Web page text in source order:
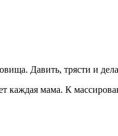
Давить, трясти и
каждая мама. К